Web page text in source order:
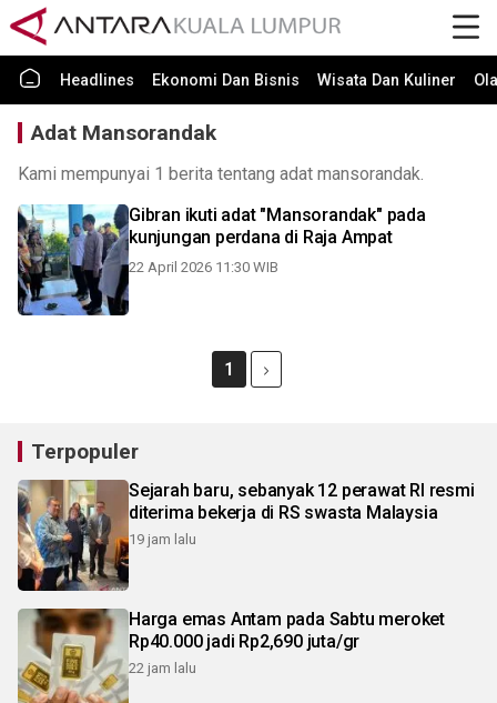
Headlines Ekonomi Dan Bisnis Wisata Dan Kuliner
Adat Mansorandak
Kami mempunyai 1 berita tentang adat mansorandak.
Gibran ikuti adat "Mansorandak" pada
kunjungan perdana di Raja Ampat
22 April 2026 11:30 WIB
1
Terpopuler
Sejarah baru, sebanyak 12 perawat RI resmi
diterima bekerja di RS swasta Malaysia
19 jam lalu
Harga emas Antam pada Sabtu meroket
Rp40.000 jadi Rp2,690 juta/gr
22 jam lalu